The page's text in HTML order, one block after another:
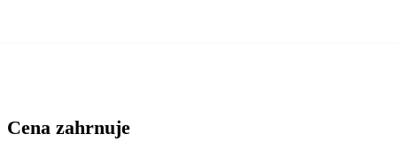
Cena zahrnuje